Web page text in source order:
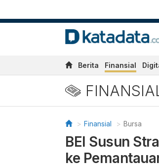
Berita Finansial
Finansial Bursa
BEI Susun
ke